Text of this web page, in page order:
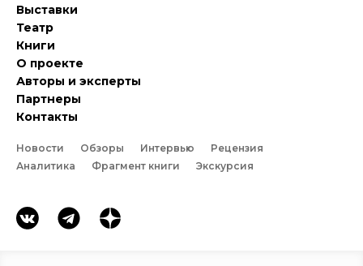
Выставки
Театр
Книги
О проекте
Авторы и эксперты
Партнеры
Контакты
Новости Обзоры Интервью
Рецензия
Аналитика
Фрагмент книги Экскурсия